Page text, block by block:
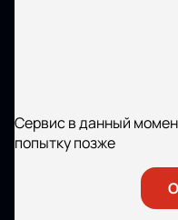
Сервис в данный
попытку позже